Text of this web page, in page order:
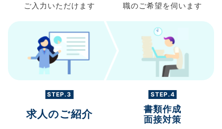
ご入力 いただけます
職のご希望を伺います
STEP.3
求人のご紹介
STEP.4
書類作成
面接対策